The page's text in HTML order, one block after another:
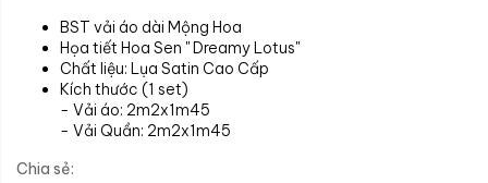
BST vải áo dài Mộng Hoa
Họa tiết Hoa Sen " Dreamy Lotus"
Chất liệu: Lụa Satin Cao Cấp
Kích thước (1 set)
- Vải áo: 2m2x1m45
- Vải Quần: 2m2x1m45
Chia sẻ: